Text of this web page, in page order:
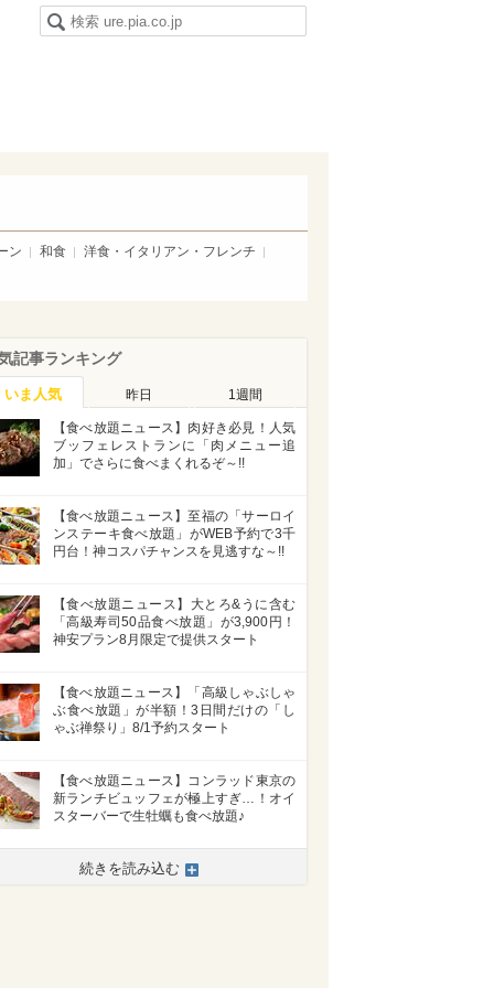
ン 和食 洋食・イタリアン・フレンチ
記事ランキング
いま人気 昨日 1週間
【食べ放題ニュース】肉好き必見！人気
ブッフェレストランに「肉メニュー追
加」でさらに食べまくれるぞ～!!
【食べ放題ニュース】至福の「サーロイ
ンステーキ食べ放題」がWEB予約で3千
円台！神コスパチャンスを見逃すな～!!
【食べ放題ニュース】大とろ&うに含む
「高級寿司50品食べ放題」が3,900円！
神安プラン8月限定で提供スタート
【食べ放題ニュース】「高級しゃぶしゃ
ぶ食べ放題」が半額！3日間だけの「し
ゃぶ禅祭り」8/1予約スタート
【食べ放題ニュース】コンラッド東京の
新ランチビュッフェが極上すぎ…！オイ
スターバーで生牡蠣も食べ放題♪
続きを読み込む